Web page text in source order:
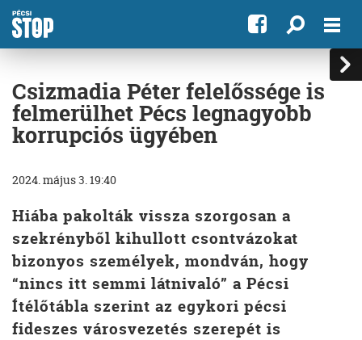
Csizmadia Péter felelőssége is
felmerülhet Pécs legnagyobb
korrupciós ügyében
2024. május 3. 19:40
Hiába pakolták vissza szorgosan a
szekrényből kihullott csontvázokat
bizonyos személyek, mondván, hogy
“nincs itt semmi látnivaló” a Pécsi
Ítélőtábla szerint az egykori pécsi
fideszes városvezetés szerepét is